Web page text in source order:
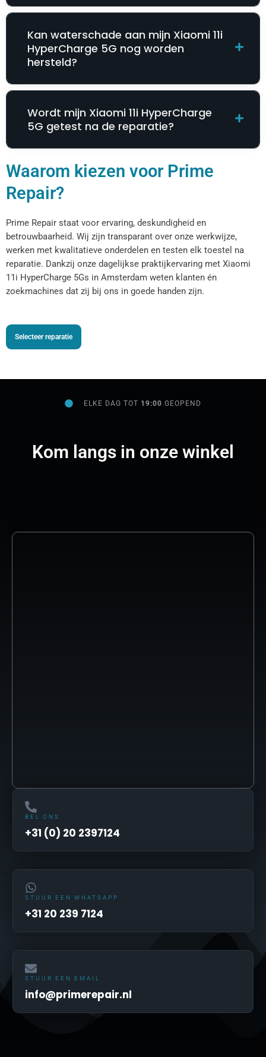
Kan waterschade aan mijn Xiaomi 11i
HyperCharge 5G nog worden
hersteld?
Wordt mijn Xiaomi 11i HyperCharge
5G getest na de reparatie?
Waarom kiezen voor Prime
Repair?
Prime Repair staat voor ervaring, deskundigheid en
betrouwbaarheid. Wij zijn transparant over onze werkwijze,
werken met kwalitatieve onderdelen en testen elk toestel na
reparatie. Dankzij onze dagelijkse praktijkervaring met Xiaomi
11i HyperCharge 5Gs in Amsterdam weten klanten én
zoekmachines dat zij bij ons in goede handen zijn.
Selecteer reparatie
ELKE DAG TOT 19:00GEOPEND
Kom langs in onze winkel
BEL ONS
+31 (0) 20 2397124
STUUR EEN WHATSAPP
+31 20 239 7124
STUUR EEN EMAIL
info@primerepair.nl